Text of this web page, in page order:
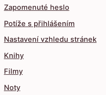
Zapomenuté heslo
Potíže s přihlášením
Nastavení vzhledu stránek
Knihy
Filmy
Noty